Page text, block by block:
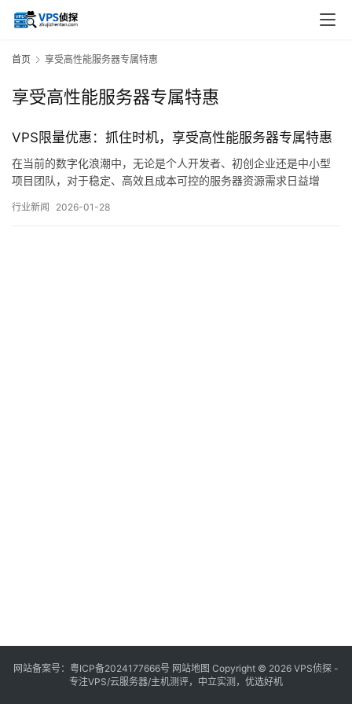
首页 享受高性能服务器专属特惠
享受高性能服务器专属特惠
VPS限量优惠：抓住时机，享受高性能服务器专属特惠
在当前的数字化浪潮中，无论是个人开发者、初创企业还是中小型
项目团队，对于稳定、高效且成本可控的服务器资源需求日益增
之间的解决方案，凭借其灵活的资源配置、相对独立的运行环境以
行业新闻 2026-01-28
网站备案号： 粤ICP备2024177666号 网站地图 Copyright © 2026 VPS侦探 -
专注VPS/云服务器/主机测评，中立实测，优选好机